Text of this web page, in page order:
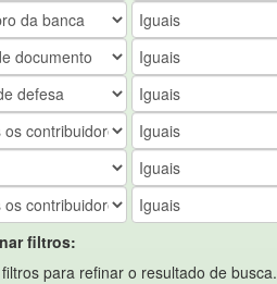
filtros:
para refinar o resultado de busca.